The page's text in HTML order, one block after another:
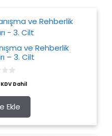
ve Rehberlik
– 3. Cilt
KDV Dahil
Ekle